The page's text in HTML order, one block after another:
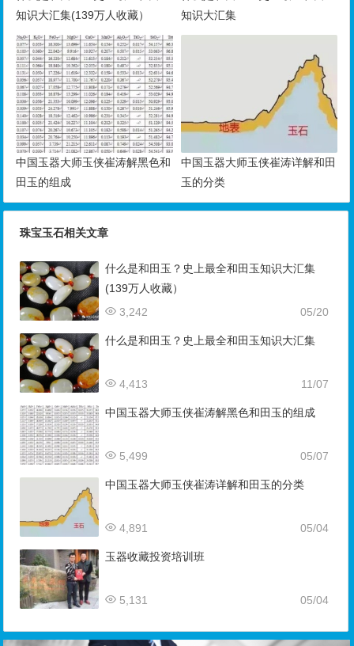
知识大汇集(139万人收藏）
知识大汇集
中国玉器大师玉侠崔涛解黑色和
田玉的组成
中国玉器大师玉侠崔涛详解和田
玉的分类
珠宝玉石相关文章
什么是和田玉？史上最全和田玉知识大汇集
(139万人收藏）
05/20
3,242
什么是和田玉？史上最全和田玉知识大汇集
11/07
4,413
中国玉器大师玉侠崔涛解黑色和田玉的组成
05/07
5,499
中国玉器大师玉侠崔涛详解和田玉的分类
05/04
4,891
玉器收藏投资培训班
05/04
5,131